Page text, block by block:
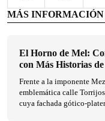
MÁS INFORMACIÓN
El Horno de Mel:
con Más Historias
Frente a la imponente
emblemática calle
cuya fachada gótico-